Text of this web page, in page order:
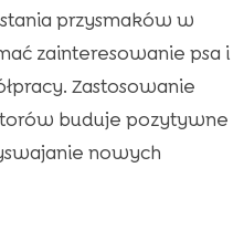
przysmaków w
zainteresowanie psa i
Zastosowanie
buduje pozytywne
nowych